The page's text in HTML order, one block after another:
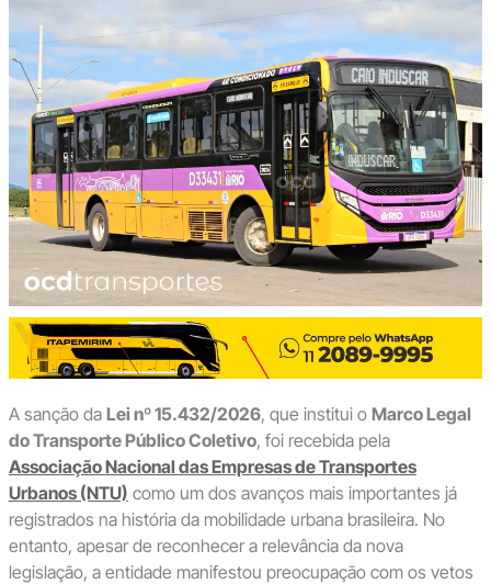
A sanção da Lei nº 15.432/2026, que institui o Marco Legal
do Transporte Público Coletivo, foi recebida pela
Associação Nacional das Empresas de Transportes
Urbanos (NTU) como um dos avanços mais importantes já
registrados na história da mobilidade urbana brasileira. No
entanto, apesar de reconhecer a relevância da nova
legislação, a entidade manifestou preocupação com os vetos